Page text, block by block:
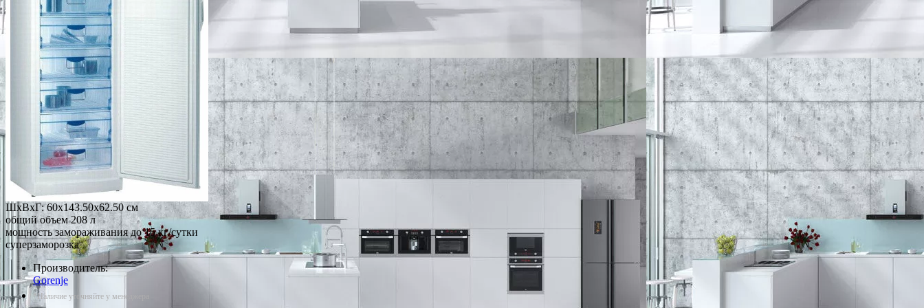
ШхВхГ: 60х143.50х62.50 см
общий объем 208 л
мощность замораживания до 15 кг/сутки
суперзаморозка
Производитель:
Gorenje
*Наличие уточняйте у менеджера